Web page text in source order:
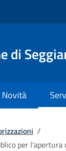
di
Novità
/
per